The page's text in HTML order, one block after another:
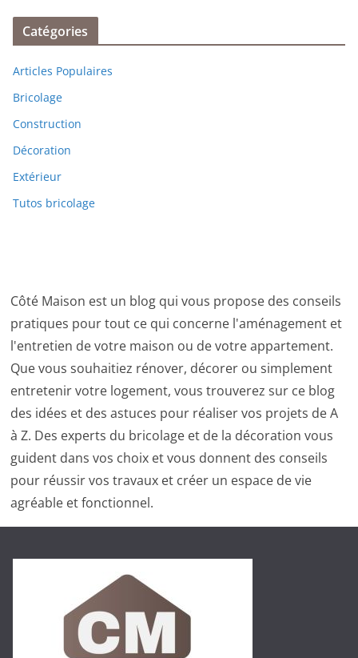
Catégories
Articles Populaires
Bricolage
Construction
Décoration
Extérieur
Tutos bricolage
Côté Maison est un blog qui vous propose des conseils
pratiques pour tout ce qui concerne l'aménagement et
l'entretien de votre maison ou de votre appartement.
Que vous souhaitiez rénover, décorer ou simplement
entretenir votre logement, vous trouverez sur ce blog
des idées et des astuces pour réaliser vos projets de A
à Z. Des experts du bricolage et de la décoration vous
guident dans vos choix et vous donnent des conseils
pour réussir vos travaux et créer un espace de vie
agréable et fonctionnel.